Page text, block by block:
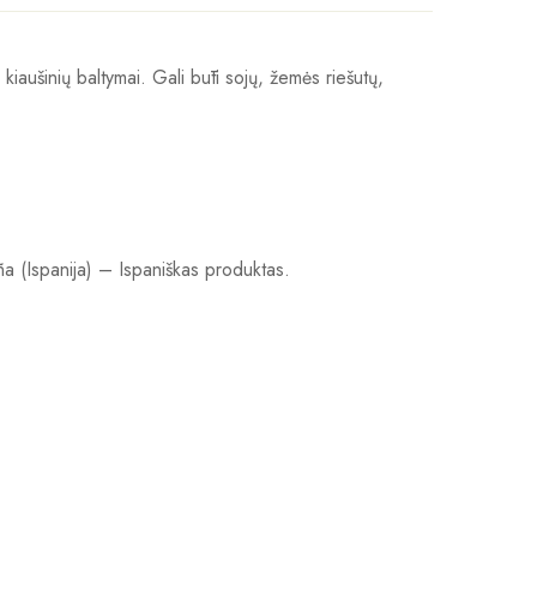
baltymai. Gali būti sojų, žemės riešutų,
(Ispanija) – Ispaniškas produktas.